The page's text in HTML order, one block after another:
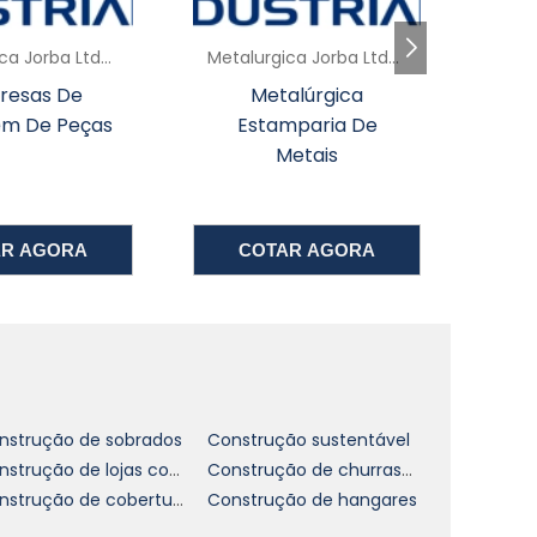
Metalurgica Jorba Ltda - SP
De
De Peças
AGORA
Metalurgica Jorba Ltda - SP
Metalúrgica
Estamparia De
Metais
COTAR AGORA
de sobrados
Construção sustentável
Construção de lojas comerciais
Construção de churrasqueiras de alvenaria
Construção de coberturas
Construção de hangares